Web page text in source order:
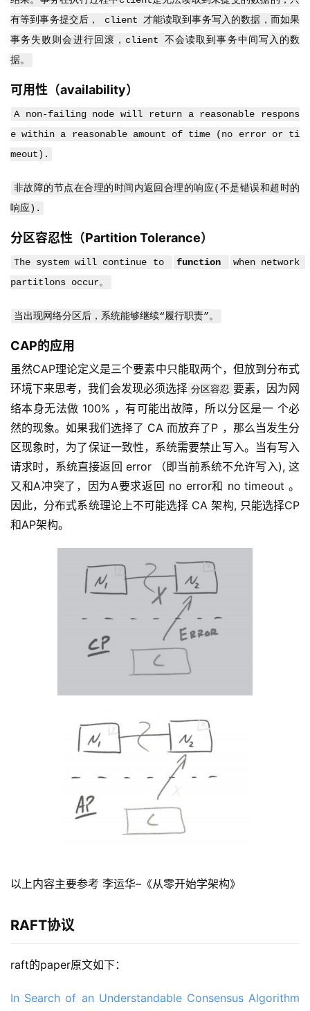
有等到事务提交后， client 才能读取到事务写入的数据，而如果
事务失败则会进行回滚，client 不会读取到事务中间写入的数
据。
可用性（availability）
A non-failing node will return a reasonable respons
e within a reasonable amount of time (no error or ti
meout).
非故障的节点在合理的时间内返回合理的响应(不是错误和超时的
响应).
分区容忍性（Partition Tolerance）
The system will continue to function
when network
partitlons occur。
当出现网络分区后，系统能够继续“履行职责”。
CAP的应用
虽然CAP理论定义是三个要素中只能取两个，但放到分布式
环境下来思考，我们会发现必须选择 分区容忍 要素，因为网
络本身无法做 100% ，有可能出故障，所以分区是一 个必
然的现象。如果我们选择了 CA 而放弃了P ，那么当发生分
区现象时，为了保证一致性，系统需要禁止写入。当有写入
请求时，系统直接返回 error （即当前系统不允许写入), 这
又和A冲突了，因为A要求返回 no error和 no timeout 。
因此，分布式系统理论上不可能选择 CA 架构, 只能选择CP
和AP架构。
以上内容主要参考 李运华–《从零开始学架构》
RAFT协议
raft的paper原文如下：
In Search of an Understandable Consensus Algorithm